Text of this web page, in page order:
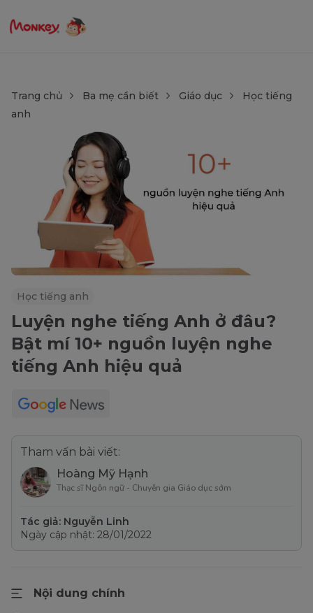
Trang chủ Ba mẹ cần biết Giáo dục
Học tiếng
anh
Học tiếng anh
Luyện nghe tiếng Anh ở đâu?
Bật mí 10+ nguồn luyện nghe
tiếng Anh hiệu quả
Tham vấn bài viết:
Hoàng Mỹ Hạnh
Thạc sĩ Ngôn ngữ - Chuyên gia Giáo dục sớm
Tác giả: Nguyễn Linh
Ngày cập nhật: 28/01/2022
Nội dung chính